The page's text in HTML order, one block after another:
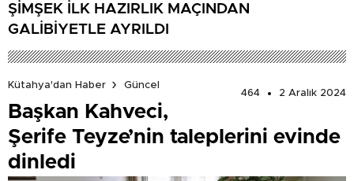
ŞİMŞEK İLK HAZIRLIK MAÇINDAN
GALİBİYETLE AYRILDI
Kütahya'dan Haber
Güncel
464
2 Aralık 2024
Başkan Kahveci,
Şerife Teyze’nin taleplerini evinde
dinledi